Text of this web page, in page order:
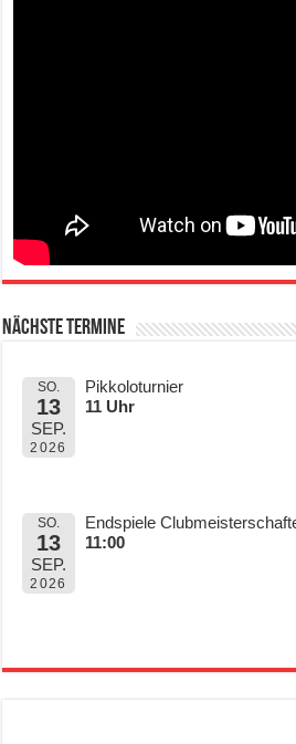
Nächste Termine
SO.
13
SEP.
2026
Pikkoloturnier
11 Uhr
SO.
13
SEP.
2026
Endspiele
11:00